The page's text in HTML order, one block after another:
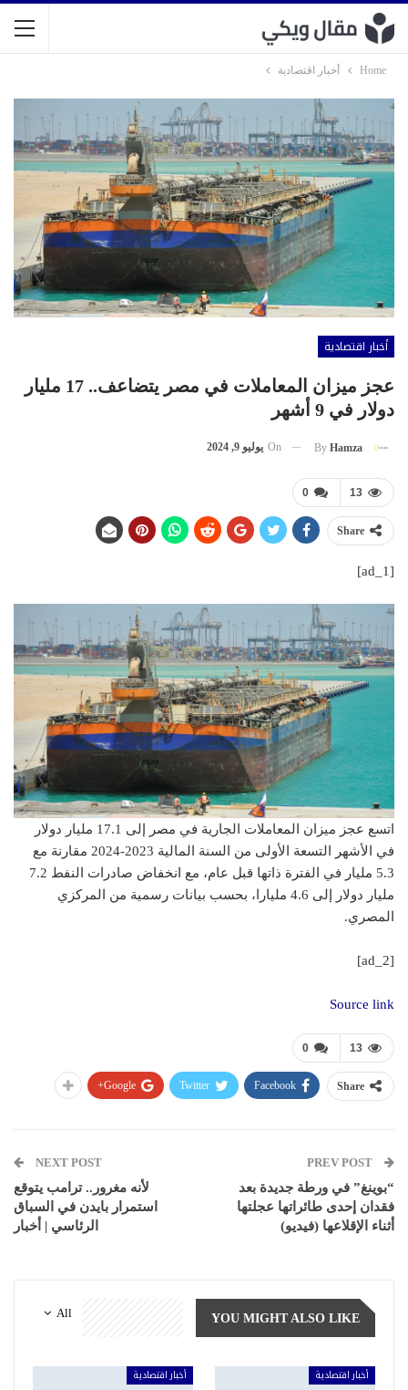
Home أخبار اقتصادية
أخبار اقتصادية
عجز ميزان المعاملات في مصر يتضاعف.. 17 مليار
دولار في 9 أشهر
By Hamza
On يوليو 9, 2024
0 13
Share
[ad_1]
اتسع عجز ميزان المعاملات الجارية في مصر إلى 17.1 مليار دولار
في الأشهر التسعة الأولى من السنة المالية 2023-2024 مقارنة مع
5.3 مليار في الفترة ذاتها قبل عام، مع انخفاض صادرات النفط 7.2
مليار دولار إلى 4.6 مليارا، بحسب بيانات رسمية من المركزي
المصري.
[ad_2]
Source link
0 13
Share
Facebook
Twitter
Google+
“بوينغ” في ورطة جديدة بعد
فقدان إحدى طائراتها عجلتها
أثناء الإقلاعها (فيديو)
NEXT POST
لأنه مغرور.. ترامب يتوقع
استمرار بايدن في السباق
الرئاسي | أخبار
All YOU MIGHT ALSO LIKE
أخبار اقتصادية أخبار اقتصادية